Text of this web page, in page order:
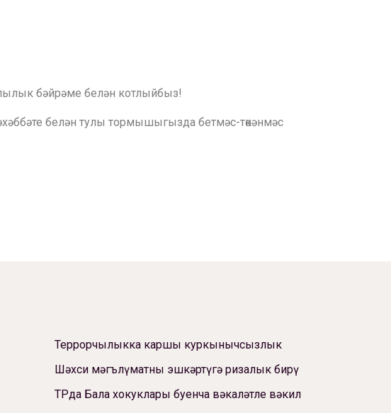
бәйрәме белән котлыйбыз!
белән тулы тормышыгызда бетмәс-төкәнмәс
Террорчылыкка каршы куркынычсызлык
Шәхси мәгълүматны эшкәртүгә ризалык бирү
ТРда Бала хокуклары буенча вәкаләтле вәкил